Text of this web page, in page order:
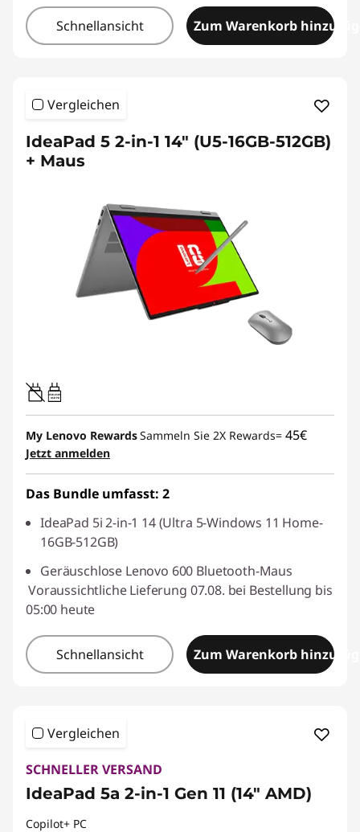
Schnellansicht Zum Warenkorb
Vergleichen
IdeaPad 5 2-in-1 14" (U5-16GB-512GB)
+ Maus
45W-65W
USB PD
My Lenovo RewardsSammeln Sie 2X Rewards= 45€
Jetzt anmelden
Das Bundle umfasst: 2
IdeaPad 5i 2-in-1 14 (Ultra 5-Windows 11 Home-
16GB-512GB)
Geräuschlose Lenovo 600 Bluetooth-Maus
Voraussichtliche Lieferung 07.08. bei Bestellung bis
05:00 heute
Schnellansicht Zum Warenkorb
Vergleichen
SCHNELLER VERSAND
IdeaPad 5a 2-in-1 Gen 11 (14" AMD)
Copilot+ PC